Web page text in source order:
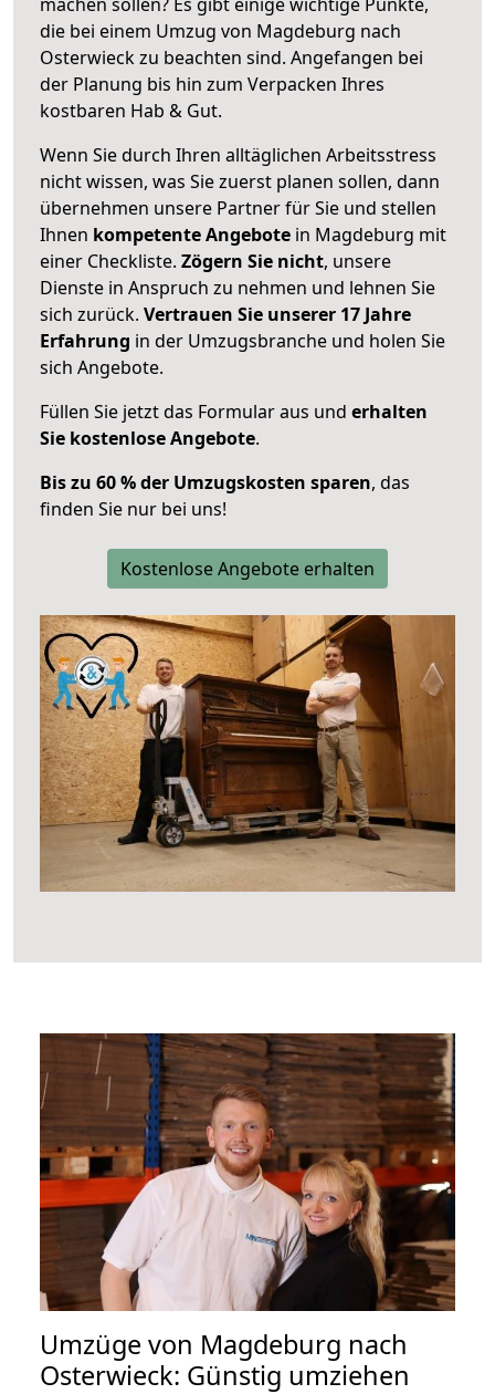
die bei einem Umzug von Magdeburg nach
Osterwieck zu beachten sind. Angefangen bei
der Planung bis hin zum Verpacken Ihres
kostbaren Hab & Gut.
Wenn Sie durch Ihren alltäglichen Arbeitsstress
nicht wissen, was Sie zuerst planen sollen, dann
übernehmen unsere Partner für Sie und stellen
Ihnen kompetente Angebote in Magdeburg mit
einer Checkliste. Zögern Sie nicht, unsere
Dienste in Anspruch zu nehmen und lehnen Sie
sich zurück. Vertrauen Sie unserer 17 Jahre
Erfahrung in der Umzugsbranche und holen Sie
sich Angebote.
Füllen Sie jetzt das Formular aus und erhalten
Sie kostenlose Angebote.
Bis zu 60 % der Umzugskosten sparen, das
finden Sie nur bei uns!
Kostenlose Angebote erhalten
Umzüge von Magdeburg nach
Osterwieck: Günstig umziehen